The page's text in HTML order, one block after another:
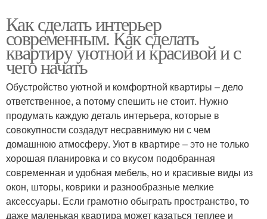
Как сделать интерьер
современным. Как сделать
квартиру уютной и красивой и с
чего начать
Обустройство уютной и комфортной квартиры – дело
ответственное, а потому спешить не стоит. Нужно
продумать каждую деталь интерьера, которые в
совокупности создадут несравнимую ни с чем
домашнюю атмосферу. Уют в квартире – это не только
хорошая планировка и со вкусом подобранная
современная и удобная мебель, но и красивые виды из
окон, шторы, коврики и разнообразные мелкие
аксессуары. Если грамотно обыграть пространство, то
даже маленькая квартира может казаться теплее и